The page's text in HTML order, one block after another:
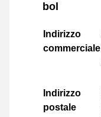
bol
Indirizzo
commerciale
Indirizzo
postale